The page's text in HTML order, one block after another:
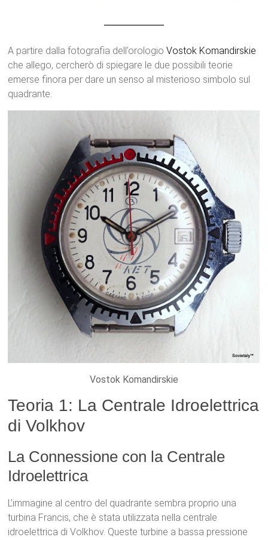
A partire dalla fotografia dell’orologioVostok Komandirskie
che allego, cercherò di spiegare le due possibili teorie
emerse finora per dare un senso al misterioso simbolo sul
quadrante.
Vostok Komandirskie
Teoria 1: La Centrale Idroelettrica
di Volkhov
La Connessione con la Centrale
Idroelettrica
L’immagine al centro del quadrante sembra proprio una
turbina Francis, che è stata utilizzata nella centrale
idroelettrica di Volkhov. Queste turbine a bassa pressione